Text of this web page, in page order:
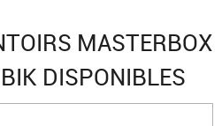
MASTERBOX
DISPONIBLES